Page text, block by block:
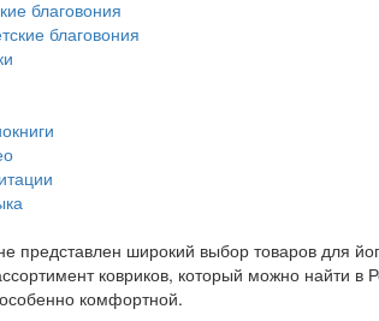
благовония
благовония
представлен широкий выбор товаров для
ковриков, который можно найти
комфортной.